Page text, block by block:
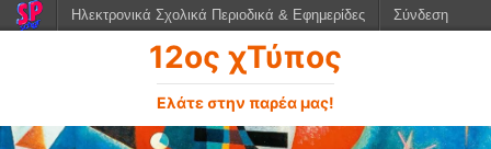
12ος χΤύπος
Ελάτε στην παρέα μας!
Ηλεκτρονικά Σχολικά Περιοδικά & Εφημερίδες Σύνδεση